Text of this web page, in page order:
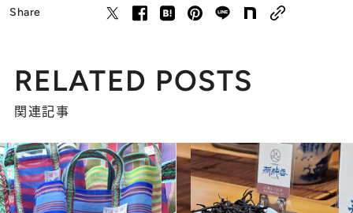
Share
RELATED POSTS
関連記事